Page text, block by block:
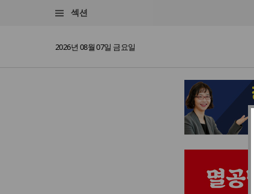
섹션
2026년 08월 07일 금요일